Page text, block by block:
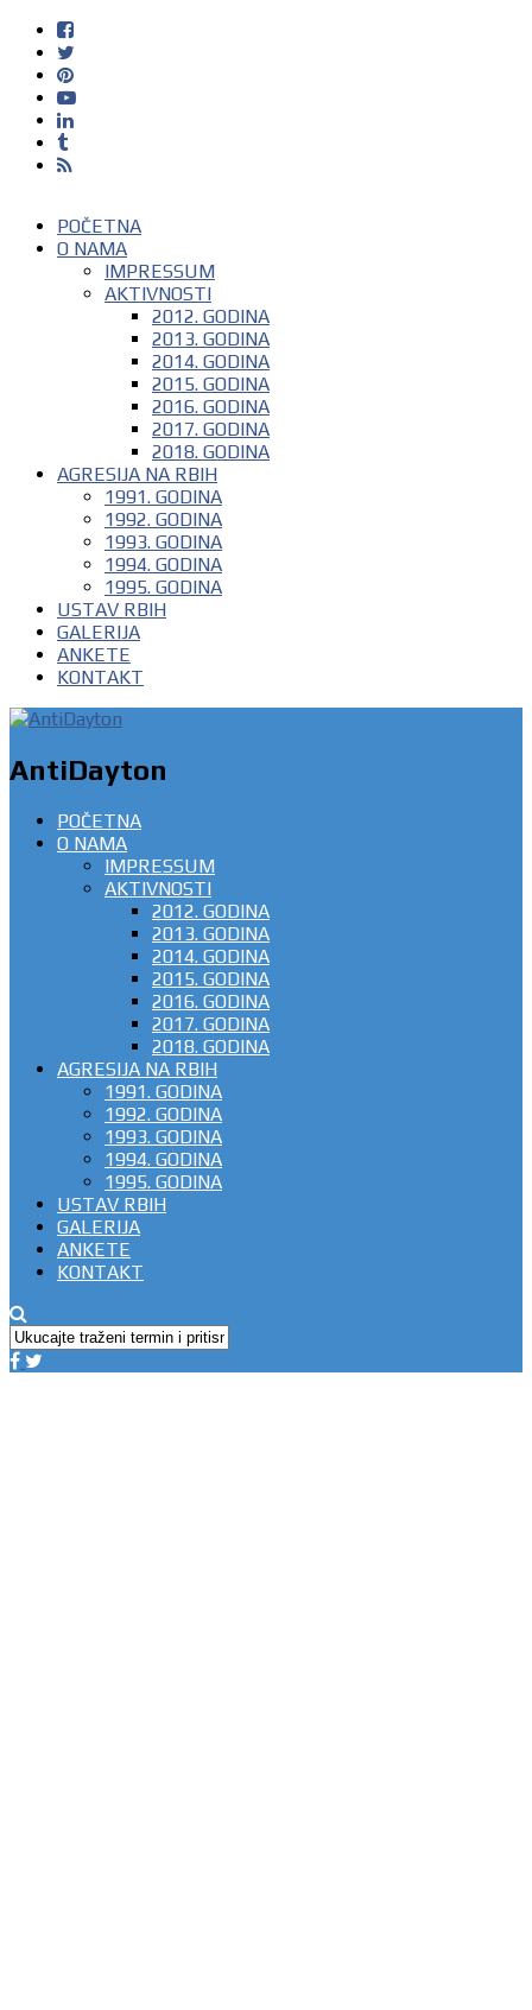
POČETNA
O NAMA
IMPRESSUM
AKTIVNOSTI
2012. GODINA
2013. GODINA
2014. GODINA
2015. GODINA
2016. GODINA
2017. GODINA
2018. GODINA
AGRESIJA NA RBIH
1991. GODINA
1992. GODINA
1993. GODINA
1994. GODINA
1995. GODINA
USTAV RBIH
GALERIJA
ANKETE
KONTAKT
AntiDayton
POČETNA
O NAMA
IMPRESSUM
AKTIVNOSTI
2012. GODINA
2013. GODINA
2014. GODINA
2015. GODINA
2016. GODINA
2017. GODINA
2018. GODINA
AGRESIJA NA RBIH
1991. GODINA
1992. GODINA
1993. GODINA
1994. GODINA
1995. GODINA
USTAV RBIH
GALERIJA
ANKETE
KONTAKT